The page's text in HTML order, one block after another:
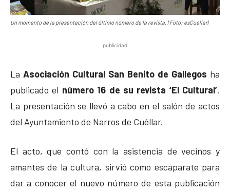
Un momento de la presentación del último número de la revista. | Foto: esCuellar|
publicidad
La Asociación Cultural San Benito de Gallegos ha
publicado el número 16 de su revista ‘El Cultural’.
La presentación se llevó a cabo en el salón de actos
del Ayuntamiento de Narros de Cuéllar.
El acto, que contó con la asistencia de vecinos y
amantes de la cultura, sirvió como escaparate para
dar a conocer el nuevo número de esta publicación